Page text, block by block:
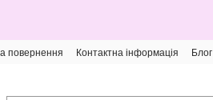
повернення Контактна інформація Блог